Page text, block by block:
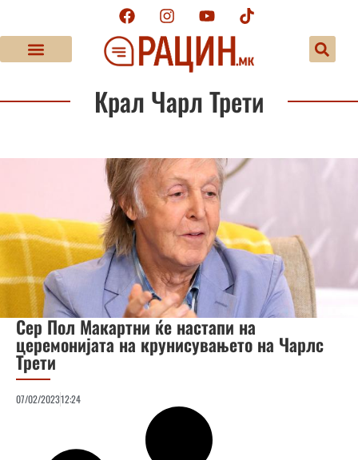
Крал Чарл Трети
Сер Пол Макартни ќе настапи на
церемонијата на крунисувањето на Чарлс
Трети
07/02/202312:24